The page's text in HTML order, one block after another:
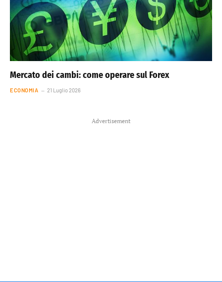
Mercato dei cambi: come operare sul Forex
ECONOMIA 21 Luglio 2026
Advertisement